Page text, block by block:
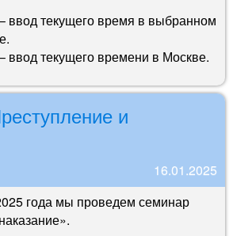
ввод текущего время в выбранном
ввод текущего времени в Москве.
и
16.01.2025
года мы проведем семинар